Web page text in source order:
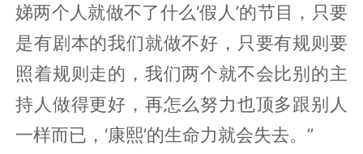
娣两个人就做不了什么‘假人’的节目，只要
是有剧本的我们就做不好，只要有规则要
照着规则走的，我们两个就不会比别的主
持人做得更好，再怎么努力也顶多跟别人
一样而已，‘康熙’的生命力就会失去。”